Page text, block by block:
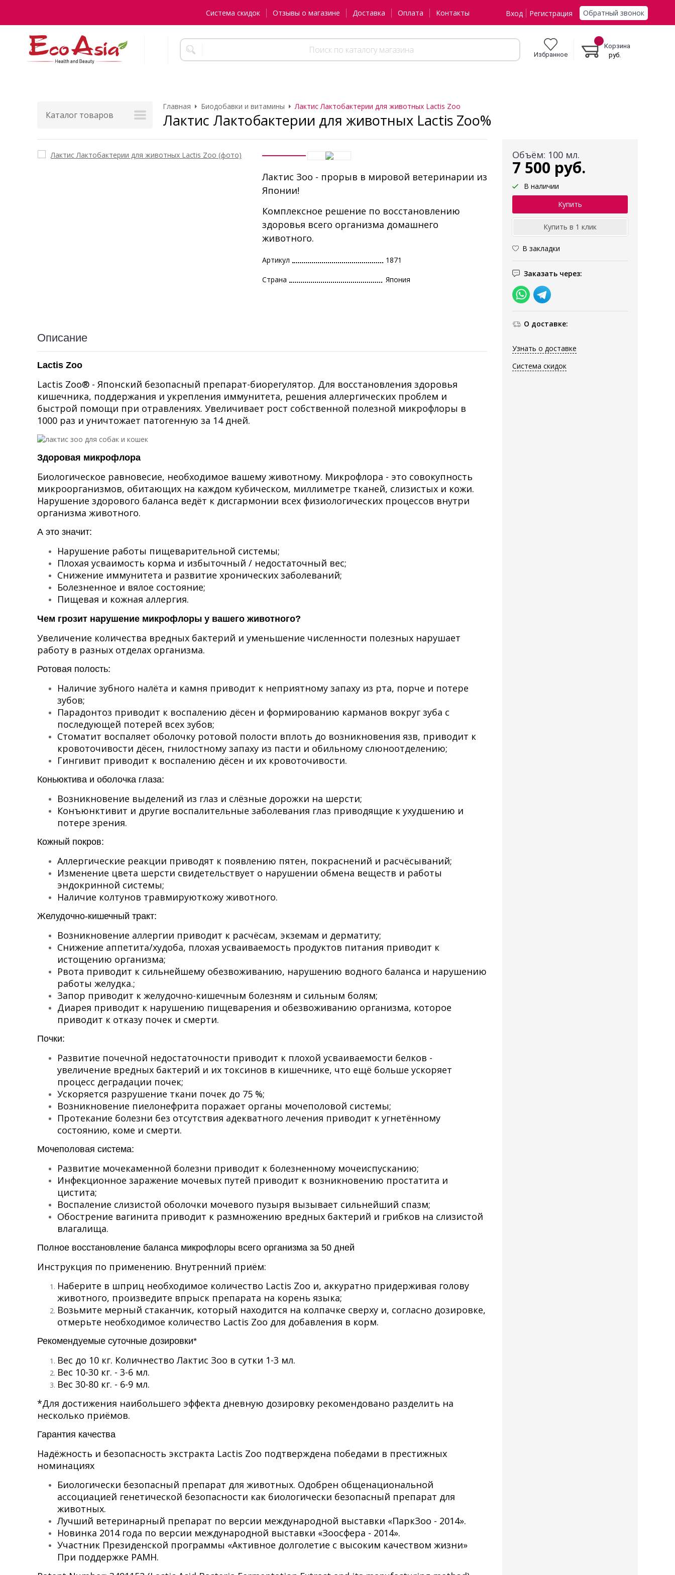
Система скидок Отзывы о магазине Доставка Оплата Контакты Вход Регистрация Обратный звонок
Избранное
Корзина
руб.
Каталог товаров
Главная Биодобавки и витамины Лактис Лактобактерии для животных Lactis Zoo
Лактис Лактобактерии для животных Lactis Zoo%
Объём: 100 мл.
7 500 руб.
В наличии
В закладки
Заказать через:
О доставке:
Узнать о доставке
Система скидок
Лактис Зоо - прорыв в мировой ветеринарии из
Японии!
Комплексное решение по восстановлению
здоровья всего организма домашнего
животного.
Артикул 1871
Страна Япония
Описание
Lactis Zoo
Lactis Zoo® - Японский безопасный препарат-биорегулятор. Для восстановления здоровья
кишечника, поддержания и укрепления иммунитета, решения аллергических проблем и
быстрой помощи при отравлениях. Увеличивает рост собственной полезной микрофлоры в
1000 раз и уничтожает патогенную за 14 дней.
Здоровая микрофлора
Биологическое равновесие, необходимое вашему животному. Микрофлора - это совокупность
микроорганизмов, обитающих на каждом кубическом, миллиметре тканей, слизистых и кожи.
Нарушение здорового баланса ведёт к дисгармонии всех физиологических процессов внутри
организма животного.
А это значит:
Нарушение работы пищеварительной системы;
Плохая усваимость корма и избыточный / недостаточный вес;
Снижение иммунитета и развитие хронических заболеваний;
Болезненное и вялое состояние;
Пищевая и кожная аллергия.
Чем грозит нарушение микрофлоры у вашего животного?
Увеличение количества вредных бактерий и уменьшение численности полезных нарушает
работу в разных отделах организма.
Ротовая полость:
Наличие зубного налёта и камня приводит к неприятному запаху из рта, порче и потере
зубов;
Парадонтоз приводит к воспалению дёсен и формированию карманов вокруг зуба с
последующей потерей всех зубов;
Стоматит воспаляет оболочку ротовой полости вплоть до возникновения язв, приводит к
кровоточивости дёсен, гнилостному запаху из пасти и обильному слюноотделению;
Гингивит приводит к воспалению дёсен и их кровоточивости.
Коньюктива и оболочка глаза:
Возникновение выделений из глаз и слёзные дорожки на шерсти;
Конъюнктивит и другие воспалительные заболевания глаз приводящие к ухудшению и
потере зрения.
Кожный покров:
Аллергические реакции приводят к появлению пятен, покраснений и расчёсываний;
Изменение цвета шерсти свидетельствует о нарушении обмена веществ и работы
эндокринной системы;
Наличие колтунов травмируюткожу животного.
Желудочно-кишечный тракт:
Возникновение аллергии приводит к расчёсам, экземам и дерматиту;
Снижение аппетита/худоба, плохая усваиваемость продуктов питания приводит к
истощению организма;
Рвота приводит к сильнейшему обезвоживанию, нарушению водного баланса и нарушению
работы желудка.;
Запор приводит к желудочно-кишечным болезням и сильным болям;
Диарея приводит к нарушению пищеварения и обезвоживанию организма, которое
приводит к отказу почек и смерти.
Почки:
Развитие почечной недостаточности приводит к плохой усваиваемости белков -
увеличение вредных бактерий и их токсинов в кишечнике, что ещё больше ускоряет
процесс деградации почек;
Ускоряется разрушение ткани почек до 75 %;
Возникновение пиелонефрита поражает органы мочеполовой системы;
Протекание болезни без отсутствия адекватного лечения приводит к угнетённому
состоянию, коме и смерти.
Мочеполовая система:
Развитие мочекаменной болезни приводит к болезненному мочеиспусканию;
Инфекционное заражение мочевых путей приводит к возникновению простатита и
цистита;
Воспаление слизистой оболочки мочевого пузыря вызывает сильнейший спазм;
Обострение вагинита приводит к размножению вредных бактерий и грибков на слизистой
влагалища.
Полное восстановление баланса микрофлоры всего организма за 50 дней
Инструкция по применению. Внутренний приём:
Наберите в шприц необходимое количество Lactis Zoo и, аккуратно придерживая голову
животного, произведите впрыск препарата на корень языка;
Возьмите мерный стаканчик, который находится на колпачке сверху и, согласно дозировке,
отмерьте необходимое количество Lactis Zoo для добавления в корм.
Рекомендуемые суточные дозировки*
Вес до 10 кг. Количнество Лактис Зоо в сутки 1-3 мл.
Вес 10-30 кг. - 3-6 мл.
Вес 30-80 кг. - 6-9 мл.
*Для достижения наибольшего эффекта дневную дозировку рекомендовано разделить на
несколько приёмов.
Гарантия качества
Надёжность и безопасность экстракта Lactis Zoo подтверждена победами в престижных
номинациях
Биологически безопасный препарат для животных. Одобрен общенациональной
ассоциацией генетической безопасности как биологически безопасный препарат для
животных.
Лучший ветеринарный препарат по версии международной выставки «ПаркЗоо - 2014».
Новинка 2014 года по версии международной выставки «Зоосфера - 2014».
Участник Президенской программы «Активное долголетие с высоким качеством жизни»
При поддержке РАМН.